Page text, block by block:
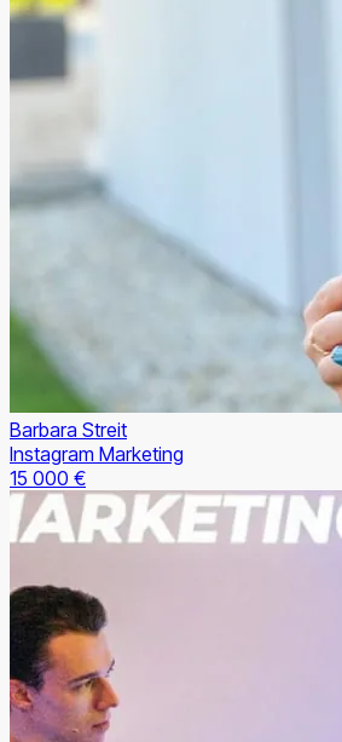
Barbara Streit
Instagram Marketing
15 000 €